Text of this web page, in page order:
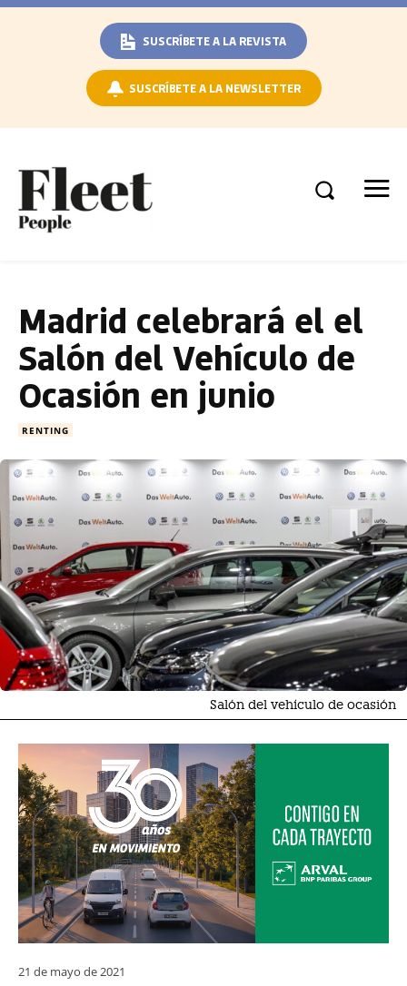
SUSCRÍBETE A LA REVISTA
SUSCRÍBETE A LA NEWSLETTER
Madrid celebrará el el
Salón del Vehículo de
Ocasión en junio
RENTING
Salón del vehículo de ocasión
21 de mayo de 2021